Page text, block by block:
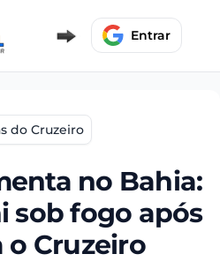
Entrar
do Cruzeiro
no Bahia:
sob fogo após
Cruzeiro